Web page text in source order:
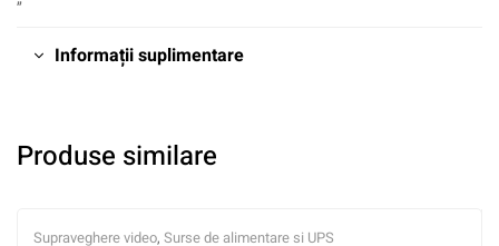
Informații suplimentare
Produse similare
Supraveghere video, Surse de alimentare si UPS